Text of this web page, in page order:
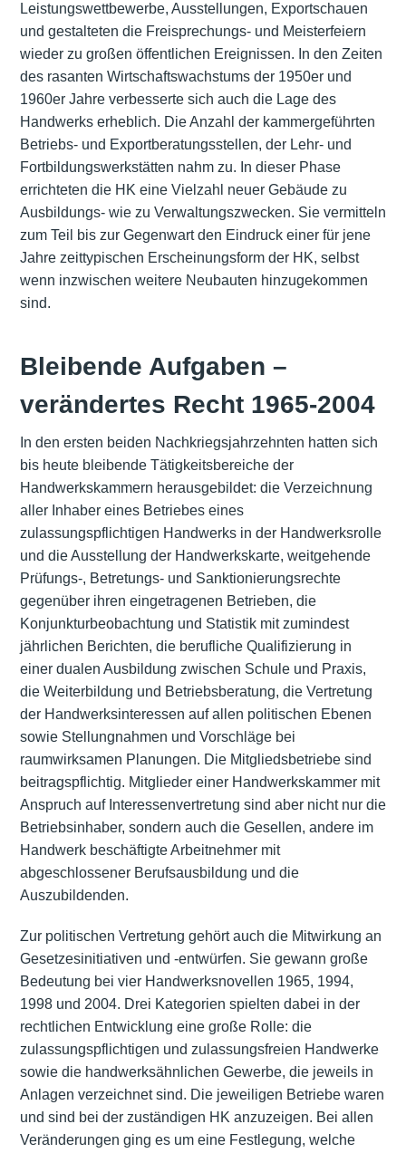
Leistungswettbewerbe, Ausstellungen, Exportschauen
und gestalteten die Freisprechungs- und Meisterfeiern
wieder zu großen öffentlichen Ereignissen. In den Zeiten
des rasanten Wirtschaftswachstums der 1950er und
1960er Jahre verbesserte sich auch die Lage des
Handwerks erheblich. Die Anzahl der kammergeführten
Betriebs- und Exportberatungsstellen, der Lehr- und
Fortbildungswerkstätten nahm zu. In dieser Phase
errichteten die HK eine Vielzahl neuer Gebäude zu
Ausbildungs- wie zu Verwaltungszwecken. Sie vermitteln
zum Teil bis zur Gegenwart den Eindruck einer für jene
Jahre zeittypischen Erscheinungsform der HK, selbst
wenn inzwischen weitere Neubauten hinzugekommen
sind.
Bleibende Aufgaben –
verändertes Recht 1965-2004
In den ersten beiden Nachkriegsjahrzehnten hatten sich
bis heute bleibende Tätigkeitsbereiche der
Handwerkskammern herausgebildet: die Verzeichnung
aller Inhaber eines Betriebes eines
zulassungspflichtigen Handwerks in der Handwerksrolle
und die Ausstellung der Handwerkskarte, weitgehende
Prüfungs-, Betretungs- und Sanktionierungsrechte
gegenüber ihren eingetragenen Betrieben, die
Konjunkturbeobachtung und Statistik mit zumindest
jährlichen Berichten, die berufliche Qualifizierung in
einer dualen Ausbildung zwischen Schule und Praxis,
die Weiterbildung und Betriebsberatung, die Vertretung
der Handwerksinteressen auf allen politischen Ebenen
sowie Stellungnahmen und Vorschläge bei
raumwirksamen Planungen. Die Mitgliedsbetriebe sind
beitragspflichtig. Mitglieder einer Handwerkskammer mit
Anspruch auf Interessenvertretung sind aber nicht nur die
Betriebsinhaber, sondern auch die Gesellen, andere im
Handwerk beschäftigte Arbeitnehmer mit
abgeschlossener Berufsausbildung und die
Auszubildenden.
Zur politischen Vertretung gehört auch die Mitwirkung an
Gesetzesinitiativen und -entwürfen. Sie gewann große
Bedeutung bei vier Handwerksnovellen 1965, 1994,
1998 und 2004. Drei Kategorien spielten dabei in der
rechtlichen Entwicklung eine große Rolle: die
zulassungspflichtigen und zulassungsfreien Handwerke
sowie die handwerksähnlichen Gewerbe, die jeweils in
Anlagen verzeichnet sind. Die jeweiligen Betriebe waren
und sind bei der zuständigen HK anzuzeigen. Bei allen
Veränderungen ging es um eine Festlegung, welche